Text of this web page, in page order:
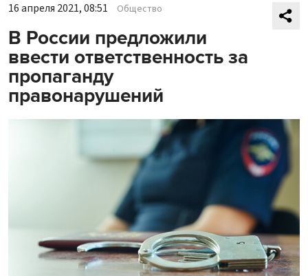
16 апреля 2021, 08:51 Общество
В России предложили
ввести ответственность за
пропаганду
правонарушений